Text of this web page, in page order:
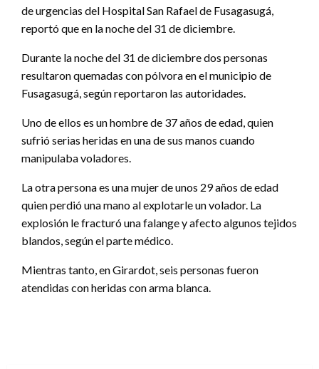
de urgencias del Hospital San Rafael de Fusagasugá,
reportó que en la noche del 31 de diciembre.
Durante la noche del 31 de diciembre dos personas
resultaron quemadas con pólvora en el municipio de
Fusagasugá, según reportaron las autoridades.
Uno de ellos es un hombre de 37 años de edad, quien
sufrió serias heridas en una de sus manos cuando
manipulaba voladores.
La otra persona es una mujer de unos 29 años de edad
quien perdió una mano al explotarle un volador. La
explosión le fracturó una falange y afecto algunos tejidos
blandos, según el parte médico.
Mientras tanto, en Girardot, seis personas fueron
atendidas con heridas con arma blanca.